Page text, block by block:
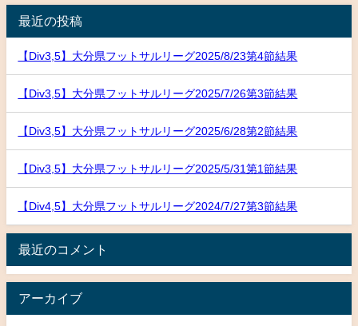
最近の投稿
【Div3,5】大分県フットサルリーグ2025/8/23第4節結果
【Div3,5】大分県フットサルリーグ2025/7/26第3節結果
【Div3,5】大分県フットサルリーグ2025/6/28第2節結果
【Div3,5】大分県フットサルリーグ2025/5/31第1節結果
【Div4,5】大分県フットサルリーグ2024/7/27第3節結果
最近のコメント
アーカイブ